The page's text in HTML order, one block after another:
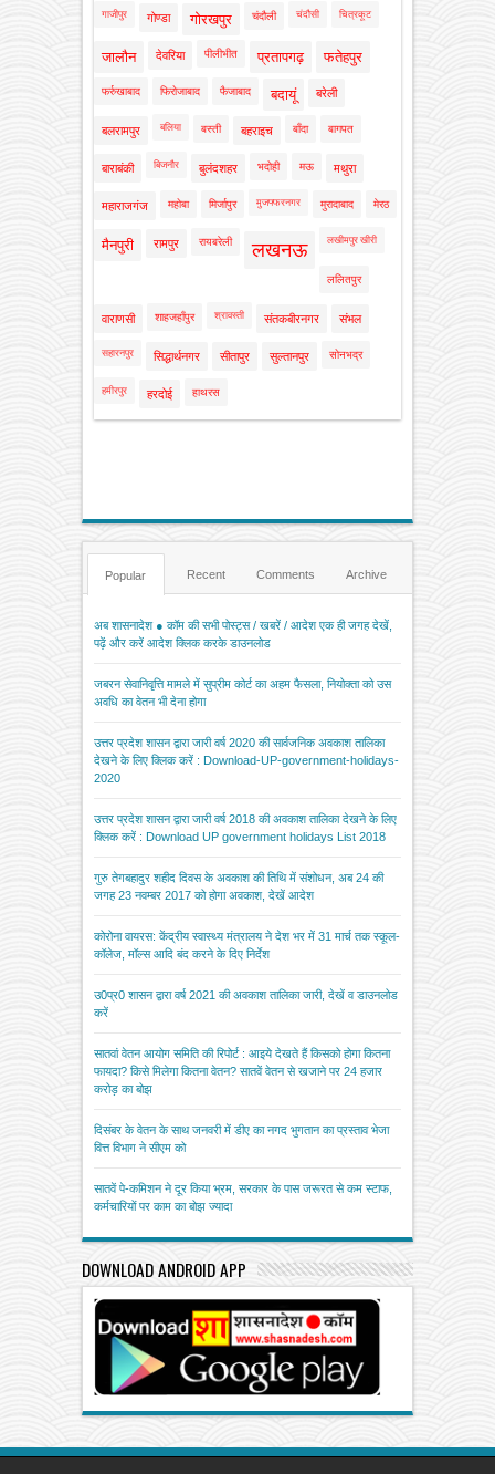
गाजीपुर गोण्डा गोरखपुर चंदौली चंदौसी चित्रकूट
जालौन देवरिया पीलीभीत प्रतापगढ़ फतेहपुर
फर्रुखाबाद फिरोजाबाद फैजाबाद बदायूं बरेली
बलरामपुर बलिया बस्ती बहराइच बाँदा बागपत
बाराबंकी बिजनौर बुलंदशहर भदोही मऊ मथुरा
महाराजगंज महोबा मिर्जापुर मुजफ्फरनगर मुरादाबाद मेरठ
मैनपुरी रामपुर रायबरेली लखनऊ लखीमपुर खीरी
ललितपुर
वाराणसी शाहजहाँपुर श्रावस्ती संतकबीरनगर संभल
सहारनपुर सिद्धार्थनगर सीतापुर सुल्तानपुर सोनभद्र
हमीरपुर हरदोई हाथरस
Popular Recent Comments Archive
अब शासनादेश ● कॉम की सभी पोस्ट्स / खबरें / आदेश एक ही जगह देखें,
पढ़ें और करें आदेश क्लिक करके डाउनलोड
जबरन सेवानिवृत्ति मामले में सुप्रीम कोर्ट का अहम फैसला, नियोक्ता को उस
अवधि का वेतन भी देना होगा
उत्तर प्रदेश शासन द्वारा जारी वर्ष 2020 की सार्वजनिक अवकाश तालिका
देखने के लिए क्लिक करें : Download-UP-government-holidays-
2020
उत्तर प्रदेश शासन द्वारा जारी वर्ष 2018 की अवकाश तालिका देखने के लिए
क्लिक करें : Download UP government holidays List 2018
गुरु तेगबहादुर शहीद दिवस के अवकाश की तिथि में संशोधन, अब 24 की
जगह 23 नवम्बर 2017 को होगा अवकाश, देखें आदेश
कोरोना वायरस: केंद्रीय स्वास्थ्य मंत्रालय ने देश भर में 31 मार्च तक स्कूल-
कॉलेज, मॉल्स आदि बंद करने के दिए निर्देश
उ0प्र0 शासन द्वारा वर्ष 2021 की अवकाश तालिका जारी, देखें व डाउनलोड
करें
सातवां वेतन आयोग समिति की रिपोर्ट : आइये देखते हैं किसको होगा कितना
फायदा? किसे मिलेगा कितना वेतन? सातवें वेतन से खजाने पर 24 हजार
करोड़ का बोझ
दिसंबर के वेतन के साथ जनवरी में डीए का नगद भुगतान का प्रस्ताव भेजा
वित्त विभाग ने सीएम को
सातवें पे-कमिशन ने दूर किया भ्रम, सरकार के पास जरूरत से कम स्टाफ,
कर्मचारियों पर काम का बोझ ज्यादा
DOWNLOAD ANDROID APP